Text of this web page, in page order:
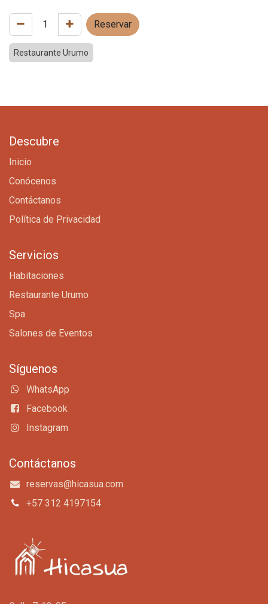
Reservar
Restaurante Urumo
Descubre
Inicio
Conócenos
Contáctanos
Política de Privacidad
Servicios
Habitaciones
Restaurante Urumo
Spa
Salones de Eventos
Síguenos
WhatsApp
Facebook
Instagram
Contáctanos
reservas@hicasua.com
+57 312 4197154